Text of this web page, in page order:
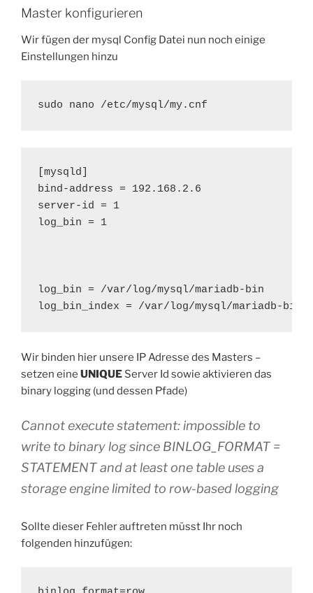
Master konfigurieren
Wir fügen der mysql Config Datei nun noch einige
Einstellungen hinzu
sudo nano /etc/mysql/my.cnf
[mysqld]
bind-address = 192.168.2.6
server-id = 1
log_bin = 1
log_bin = /var/log/mysql/mariadb-bin
log_bin_index = /var/log/mysql/mariadb-
Wir binden hier unsere IP Adresse des Masters –
setzen eine UNIQUE Server Id sowie aktivieren das
binary logging (und dessen Pfade)
Cannot execute statement: impossible to
write to binary log since BINLOG_FORMAT =
STATEMENT and at least one table uses a
storage engine limited to row-based logging
Sollte dieser Fehler auftreten müsst Ihr noch
folgenden hinzufügen: